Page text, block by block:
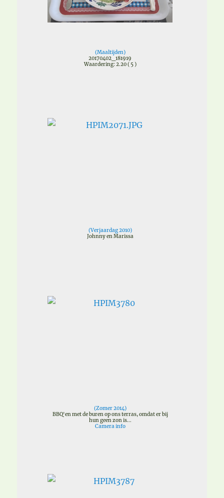
(Maaltijden)
20170402_181919
Waardering: 2.20 ( 5 )
(Verjaardag 2010)
Johnny en Marissa
(Zomer 2014)
BBQ'en met de buren op ons terras, omdat er bij
hun geen zon is...
Camera info